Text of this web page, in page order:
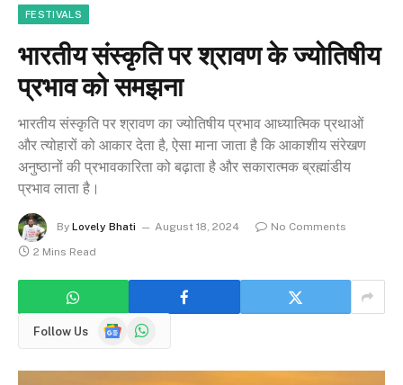
FESTIVALS
भारतीय संस्कृति पर श्रावण के ज्योतिषीय
प्रभाव को समझना
भारतीय संस्कृति पर श्रावण का ज्योतिषीय प्रभाव आध्यात्मिक प्रथाओं
और त्योहारों को आकार देता है, ऐसा माना जाता है कि आकाशीय संरेखण
अनुष्ठानों की प्रभावकारिता को बढ़ाता है और सकारात्मक ब्रह्मांडीय
प्रभाव लाता है।
By Lovely Bhati August 18, 2024
No Comments
2 Mins Read
Follow Us
GoogleWhatsApp